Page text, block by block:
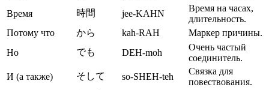
Время
時間 jee-KAHN
Время на часах,
длительность.
Потому что
から kah-RAH
Маркер причины.
Но
でも DEH-moh
Очень частый
соединитель.
И (а также)
そして so-SHEH-teh
Связка для
повествования.